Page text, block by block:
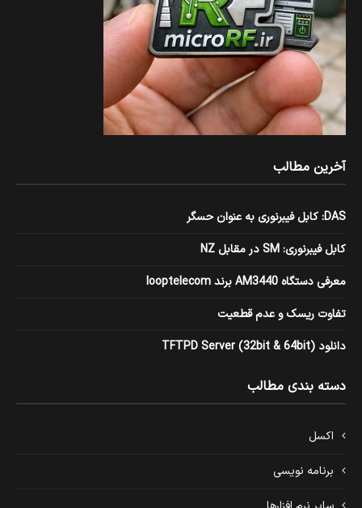
آخرین مطالب
DAS: کابل فیبرنوری به عنوان حسگر
کابل فیبرنوری: SM در مقابل NZ
معرفی دستگاه AM3440 برند looptelecom
تفاوت ریسک و عدم قطعیت
دانلود TFTPD Server (32bit & 64bit)
دسته بندی مطالب
اکسل
برنامه نویسی